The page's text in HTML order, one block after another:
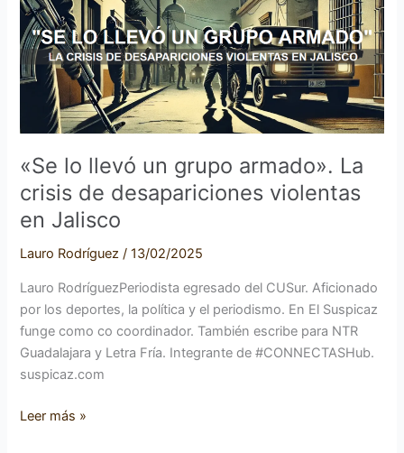
«Se lo llevó un grupo armado». La
crisis de desapariciones violentas
en Jalisco
Lauro Rodríguez/13/02/2025
Lauro RodríguezPeriodista egresado del CUSur. Aficionado
por los deportes, la política y el periodismo. En El Suspicaz
funge como co coordinador. También escribe para NTR
Guadalajara y Letra Fría. Integrante de #CONNECTASHub.
suspicaz.com
llevó
un
grupo
armado».
crisis
de
desapariciones
violentas
en
Jalisco
Leer más »